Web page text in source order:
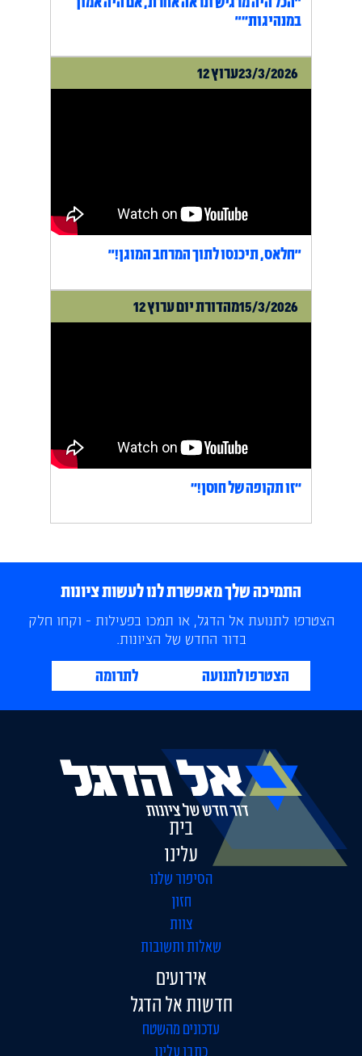
במנהיגות״"
23/3/2026ערוץ 12
"חלאס, תיכנסו לתוך המרחב המוגן!"
15/3/2026מהדורת יום ערוץ 12
״זו תקופה של חוסן!״
התמיכה שלך מאפשרת לנו לעשות ציונות
הצטרפו לתנועת אל הדגל, או תמכו בפעילות - וקחו חלק
בדור החדש של הציונות.
הצטרפו לתנועה לתרומה
בית
עלינו
הסיפור שלנו
חזון
צוות
שאלות ותשובות
אירועים
חדשות אל הדגל
עדכונים מהשטח
כתבו עלינו